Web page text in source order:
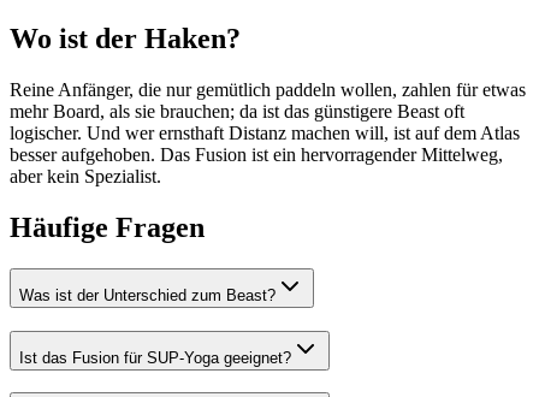
Wo ist der Haken?
Reine Anfänger, die nur gemütlich paddeln wollen, zahlen für etwas
mehr Board, als sie brauchen; da ist das günstigere Beast oft
logischer. Und wer ernsthaft Distanz machen will, ist auf dem Atlas
besser aufgehoben. Das Fusion ist ein hervorragender Mittelweg,
aber kein Spezialist.
Häufige Fragen
Was ist der Unterschied zum Beast?
Ist das Fusion für SUP-Yoga geeignet?